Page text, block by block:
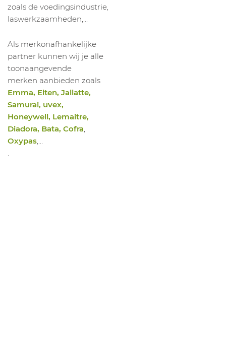
zoals de voedingsindustrie,
laswerkzaamheden,...
Als merkonafhankelijke
partner kunnen wij je alle
toonaangevende
merken aanbieden zoals
Emma, Elten, Jallatte,
Samurai, uvex,
Honeywell, Lemaitre,
Diadora, Bata, Cofra,
Oxypas,…
.